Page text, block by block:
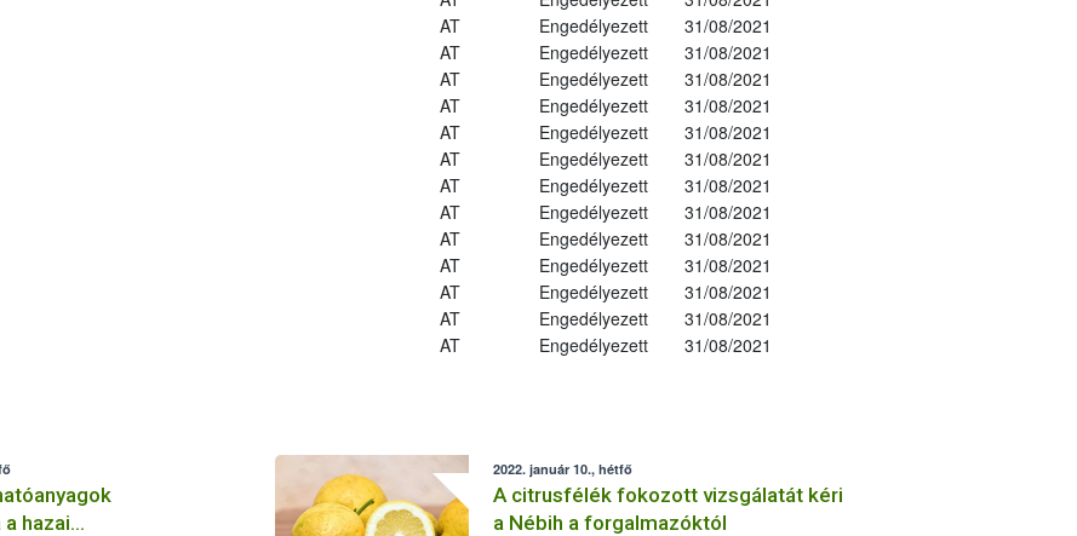
AT Engedélyezett
31/08/2021
AT Engedélyezett
31/08/2021
AT Engedélyezett
31/08/2021
AT Engedélyezett
31/08/2021
AT Engedélyezett
31/08/2021
AT Engedélyezett
31/08/2021
AT Engedélyezett
31/08/2021
AT Engedélyezett
31/08/2021
AT Engedélyezett
31/08/2021
AT Engedélyezett
31/08/2021
AT Engedélyezett
31/08/2021
AT Engedélyezett
31/08/2021
AT Engedélyezett 31/08/2021
hazai
2022. január 10., hétfő
A citrusfélék fokozott vizsgálatát kéri
a Nébih a forgalmazóktól